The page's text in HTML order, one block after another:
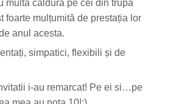
multa caldura pe cei din trupa
foarte mulțumită de prestația lor
anul acesta.
simpatici, flexibili și de
i-au remarcat! Pe ei si…pe